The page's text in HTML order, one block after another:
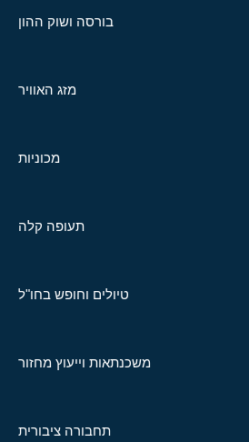
בורסה ושוק ההון
מזג האוויר
מכוניות
תעופה קלה
טיולים וחופש בחו"ל
משכנתאות וייעוץ מחזור
תחבורה ציבורית